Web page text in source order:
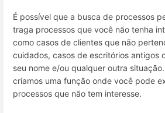
É possível que a busca de processos
traga processos que você não tenha
como casos de clientes que não
cuidados, casos de escritórios antigos
seu nome e/ou qualquer outra
criamos uma função onde você pode
processos que não tem interesse.